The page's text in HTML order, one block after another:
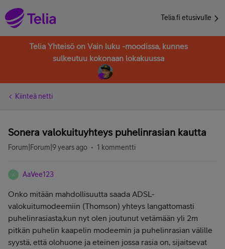
Telia.fi etusivulle
Telia Yhteisö on Vain luku -moodissa, kunnes
sulkeutuu kokonaan lokakuussa
Kiinteä netti
Sonera valokuituyhteys puhelinrasian kautta
Forum|Forum|9 years ago 1 kommentti
A AaVee123
Onko mitään mahdollisuutta saada ADSL-
valokuitumodeemiin (Thomson) yhteys langattomasti
puhelinrasiasta,kun nyt olen joutunut vetämään yli 2m
pitkän puhelin kaapelin modeemin ja puhelinrasian välille
syystä, että olohuone ja eteinen jossa rasia on, sijaitsevat